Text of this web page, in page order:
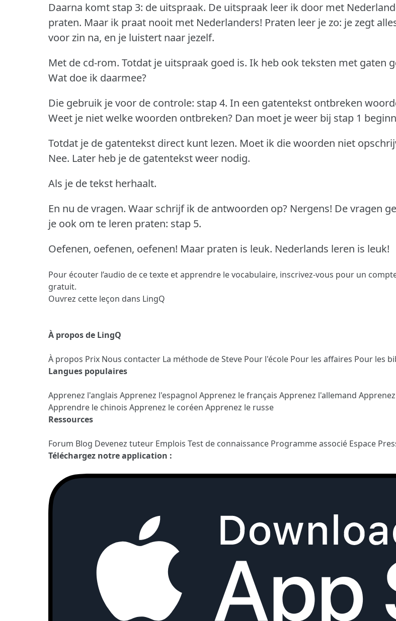
Daarna komt stap 3: de uitspraak. De uitspraak leer ik door met
praten. Maar ik praat nooit met Nederlanders! Praten leer je zo: je zegt
voor zin na, en je luistert naar jezelf.
Met de cd-rom. Totdat je uitspraak goed is. Ik heb ook teksten met gaten
Wat doe ik daarmee?
Die gebruik je voor de controle: stap 4. In een gatentekst ontbreken
Weet je niet welke woorden ontbreken? Dan moet je weer bij stap 1
Totdat je de gatentekst direct kunt lezen. Moet ik die woorden niet
Nee. Later heb je de gatentekst weer nodig.
Als je de tekst herhaalt.
En nu de vragen. Waar schrijf ik de antwoorden op? Nergens! De vragen
je ook om te leren praten: stap 5.
Oefenen, oefenen, oefenen! Maar praten is leuk. Nederlands leren is leuk!
Pour écouter l’audio de ce texte et apprendre le vocabulaire, inscrivez-vous pour un
gratuit.
Ouvrez cette leçon dans LingQ
À propos de LingQ
À propos Prix Nous contacter La méthode de Steve Pour l'école Pour les affaires Pour les
Langues populaires
Apprenez l'anglais Apprenez l'espagnol Apprenez le français Apprenez l'allemand
Apprendre le chinois Apprenez le coréen Apprenez le russe
Ressources
Forum Blog Devenez tuteur Emplois Test de connaissance Programme associé Espace
Téléchargez notre application :